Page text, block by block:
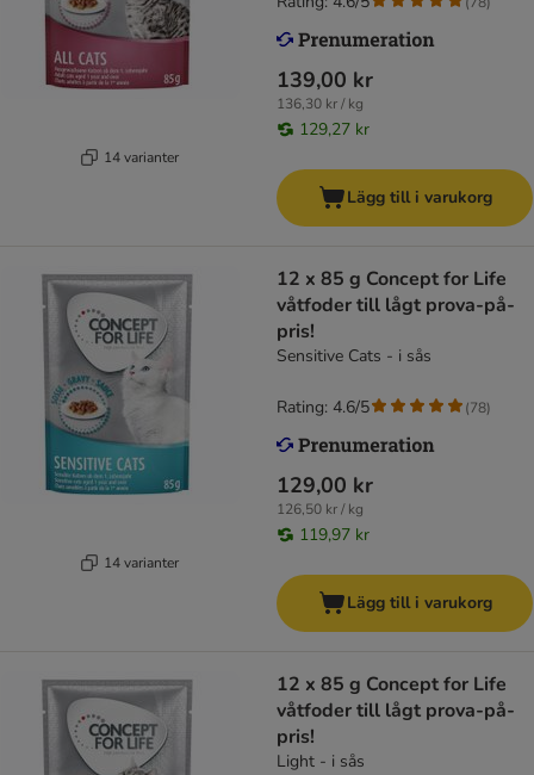
14 varianter
139,00 kr
136,30 kr / kg
129,27 kr
Lägg till i varukorg
14 varianter
12 x 85 g Concept for Life
våtfoder till lågt prova-på-
pris!
Sensitive Cats - i sås
129,00 kr
126,50 kr / kg
119,97 kr
Rating: 4.6/5 (78)
Lägg till i varukorg
12 x 85 g Concept for Life
våtfoder till lågt prova-på-
pris!
Light - i sås